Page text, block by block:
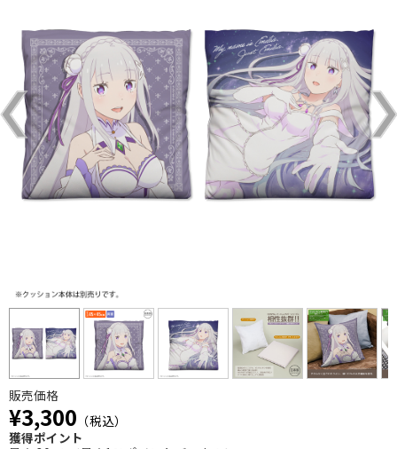
販売価格
¥3,300 （税込）
獲得ポイント